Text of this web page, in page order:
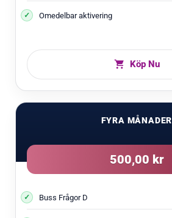
Omedelbar aktivering
Köp Nu
FYRA MÅNADER
500,00 kr
Buss Frågor D